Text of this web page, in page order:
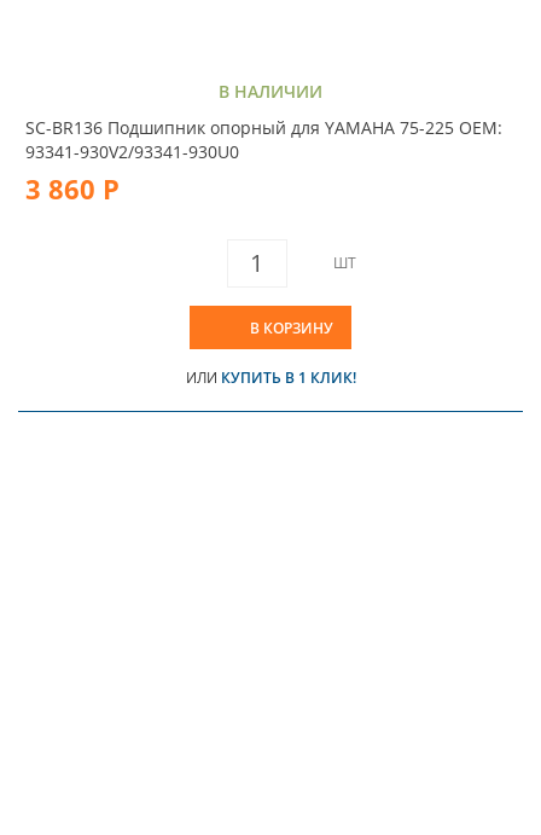
В НАЛИЧИИ
SC-BR136 Подшипник опорный для YAMAHA 75-225 OEM:
93341-930V2/93341-930U0
3 860 Р
ШТ
В КОРЗИНУ
ИЛИ КУПИТЬ В 1 КЛИК!